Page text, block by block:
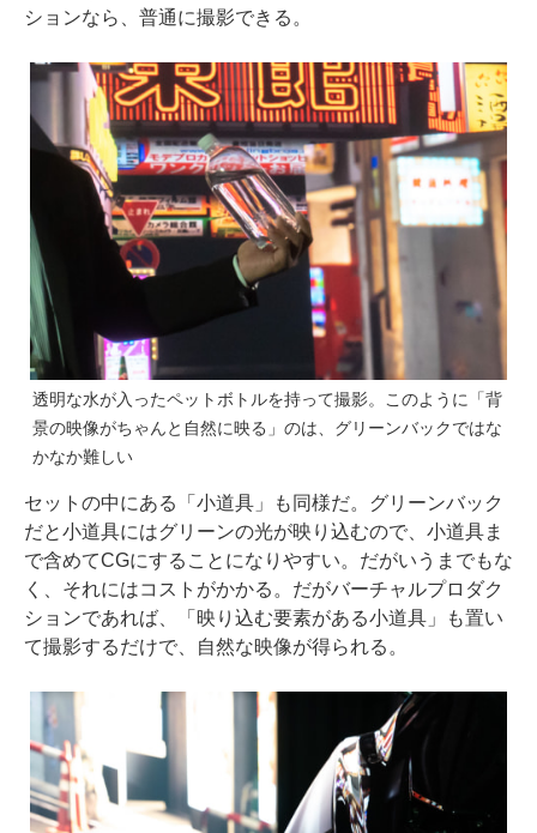
ションなら、普通に撮影できる。
透明な水が入ったペットボトルを持って撮影。このように「背
景の映像がちゃんと自然に映る」のは、グリーンバックではな
かなか難しい
セットの中にある「小道具」も同様だ。グリーンバック
だと小道具にはグリーンの光が映り込むので、小道具ま
で含めてCGにすることになりやすい。だがいうまでもな
く、それにはコストがかかる。だがバーチャルプロダク
ションであれば、「映り込む要素がある小道具」も置い
て撮影するだけで、自然な映像が得られる。